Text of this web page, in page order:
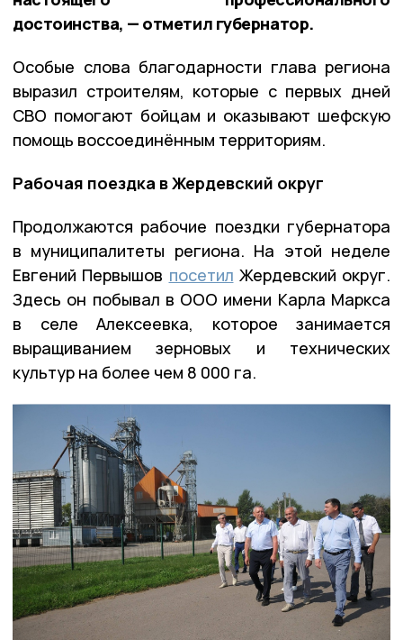
достоинства, — отметил губернатор.
Особые слова благодарности глава региона
выразил строителям, которые с первых дней
СВО помогают бойцам и оказывают шефскую
помощь воссоединённым территориям.
Рабочая поездка в Жердевский округ
Продолжаются рабочие поездки губернатора
в муниципалитеты региона. На этой неделе
Евгений Первышов посетил Жердевский округ.
Здесь он побывал в ООО имени Карла Маркса
в селе Алексеевка, которое занимается
выращиванием зерновых и технических
культур на более чем 8 000 га.